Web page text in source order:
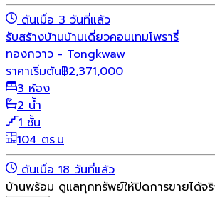
ดันเมื่อ 3 วันที่แล้ว
รับสร้างบ้านบ้านเดี่ยวคอนเทมโพรารี่
ทองกวาว - Tongkwaw
ราคาเริ่มต้น฿2,371,000
3 ห้อง
2 น้ำ
1 ชั้น
104 ตร.ม
ดันเมื่อ 18 วันที่แล้ว
บ้านพร้อม ดูแลทุกทรัพย์ให้ปิดการขายได้จ